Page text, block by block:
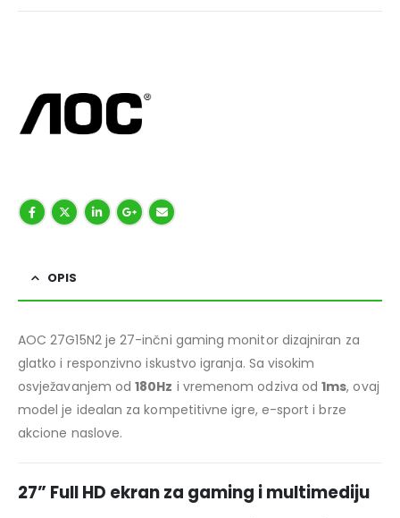
OPIS
AOC 27G15N2 je 27-inčni gaming monitor dizajniran za
glatko i responzivno iskustvo igranja. Sa visokim
osvježavanjem od180Hz i vremenom odziva od1ms, ovaj
model je idealan za kompetitivne igre, e-sport i brze
akcione naslove.
27” Full HD ekran za gaming i multimediju